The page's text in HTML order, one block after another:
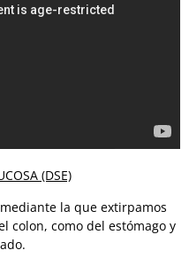
(DSE)
la que extirpamos
colon, como del estómago y